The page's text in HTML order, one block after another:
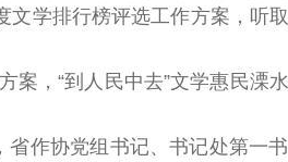
文学排行榜评选工作方案 ， 听
案 ，“到人民中去”文学惠民溧
省作协党组书记、书记处第一